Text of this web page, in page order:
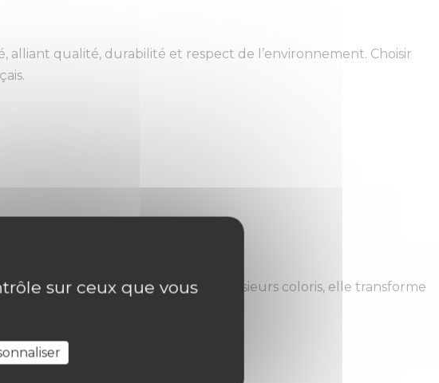
qualité, durabilité et respect de l’environnement. Choisir
durable et disponible en plusieurs coloris, elle transforme
sur ceux que vous